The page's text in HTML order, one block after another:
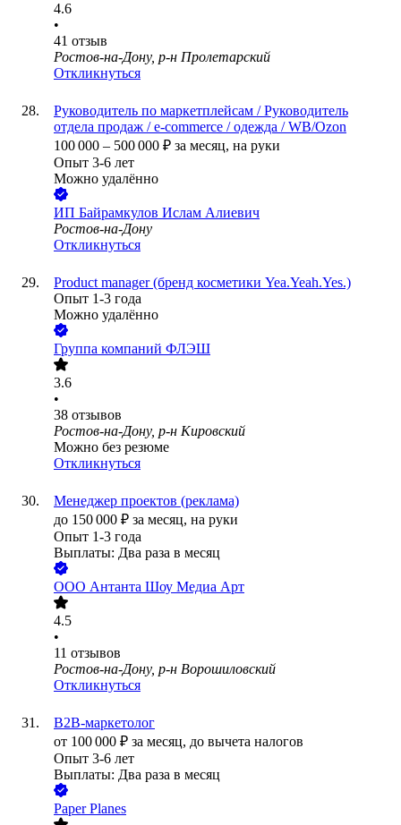
4.6
•
41 отзыв
Ростов-на-Дону, р-н Пролетарский
Откликнуться
Руководитель по маркетплейсам / Руководитель
отдела продаж / e-commerce / одежда / WB/Ozon
100 000 – 500 000 ₽ за месяц, на руки
Опыт 3-6 лет
Можно удалённо
ИП Байрамкулов Ислам Алиевич
Ростов-на-Дону
Откликнуться
Product manager (бренд косметики Yea.Yeah.Yes.)
Опыт 1-3 года
Можно удалённо
Группа компаний ФЛЭШ
3.6
•
38 отзывов
Ростов-на-Дону, р-н Кировский
Можно без резюме
Откликнуться
Менеджер проектов (реклама)
до 150 000 ₽ за месяц, на руки
Опыт 1-3 года
Выплаты: Два раза в месяц
ООО Антанта Шоу Медиа Арт
4.5
•
11 отзывов
Ростов-на-Дону, р-н Ворошиловский
Откликнуться
B2B-маркетолог
от 100 000 ₽ за месяц, до вычета налогов
Опыт 3-6 лет
Выплаты: Два раза в месяц
Paper Planes